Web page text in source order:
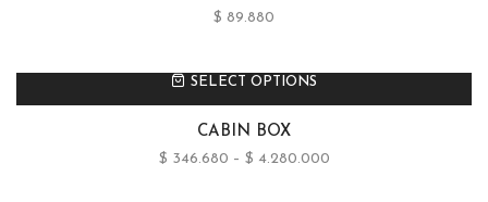
$ 89.880
SELECT OPTIONS
CABIN BOX
$ 346.680 – $ 4.280.000